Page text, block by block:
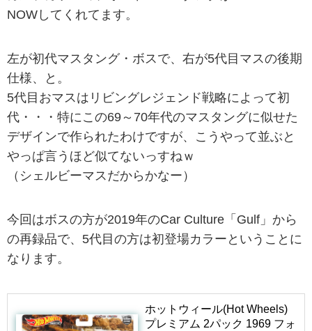
NOWしてくれてます。
左が初代マスタング・ボスで、右が5代目マスの後期
仕様、と。
5代目おマスはリビングレジェンド戦略によって初
代・・・特にこの69～70年代のマスタングに似せた
デザインで作られたわけですが、こうやって並ぶと
やっぱ言うほど似てないっすねｗ
（シェルビーマスだからかなー）
今回はボスの方が2019年のCar Culture「Gulf」から
の再録品で、5代目の方は初登場カラーということに
なります。
ホットウィール(Hot Wheels)
プレミアム 2パック 1969 フォ